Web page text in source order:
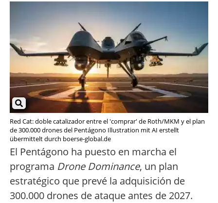
Red Cat: doble catalizador entre el 'comprar' de Roth/MKM y el plan
de 300.000 drones del Pentágono Illustration mit AI erstellt
übermittelt durch boerse-global.de
El Pentágono ha puesto en marcha el
programa Drone Dominance, un plan
estratégico que prevé la adquisición de
300.000 drones de ataque antes de 2027.